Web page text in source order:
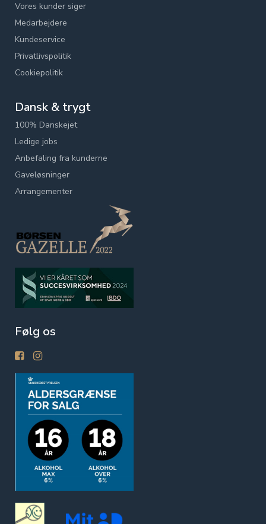
Vores kunder siger
Medarbejdere
Kundeservice
Privatlivspolitik
Cookiepolitik
Dansk & trygt
100% Danskejet
Ledige jobs
Anbefaling fra kunderne
Gaveløsninger
Arrangementer
Følg os